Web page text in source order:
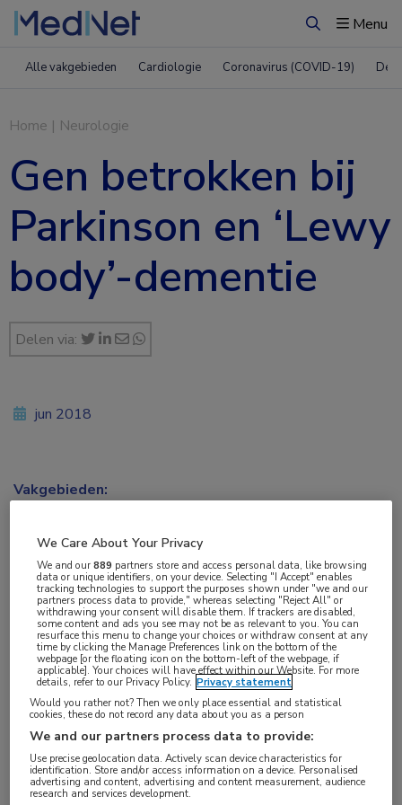
ZoekenMenu
Alle vakgebieden Cardiologie Coronavirus (COVID-19)
Home | Neurologie
Gen betrokken bij
Parkinson en ‘Lewy
body’-dementie
Delen via:
Een fout in hetLRP10-gen kan leiden tot de
ziekte van Parkinson en ‘Lewy body’-dementie, zo
ontdekte een internationaal onderzoeksteam
onder leiding van prof. dr. Vincenzo Bonifati van
jun 2018
Vakgebieden:
Aandachtsgebieden:
Bewegingsstoornissen,Dementie
Tags:
alfa-synucleïne,genetica,lewy body-dementie,Parkinson
We Care About Your Privacy
We and our889 partners store and access personal data, like browsing
data or unique identifiers, on your device. Selecting "I Accept" enables
tracking technologies to support the purposes shown under "we and our
partners process data to provide," whereas selecting "Reject All" or
withdrawing your consent will disable them. If trackers are disabled,
some content and ads you see may not be as relevant to you. You can
resurface this menu to change your choices or withdraw consent at any
time by clicking the Manage Preferences link on the bottom of the
webpage [or the floating icon on the bottom-left of the webpage, if
applicable]. Your choices will have effect within our Website. For more
details, refer to our Privacy Policy. Privacy statement
Would you rather not? Then we only place essential and statistical
cookies, these do not record any data about you as a person
We and our partners process data to provide:
Use precise geolocation data. Actively scan device characteristics for
identification. Store and/or access information on a device. Personalised
advertising and content, advertising and content measurement, audience
research and services development.